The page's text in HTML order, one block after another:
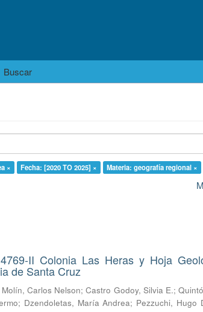
Buscar
× Fecha: [2020 TO 2025] × Materia: geografía regional ×
II Colonia Las Heras y Hoja
de Santa Cruz
Molín, Carlos Nelson;Castro Godoy, Silvia E.;
; Dzendoletas, María Andrea; Pezzuchi, Hugo